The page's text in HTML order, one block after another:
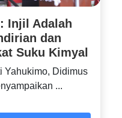
Injil Adalah
dan
Suku Kimyal
Yahukimo, Didimus
...